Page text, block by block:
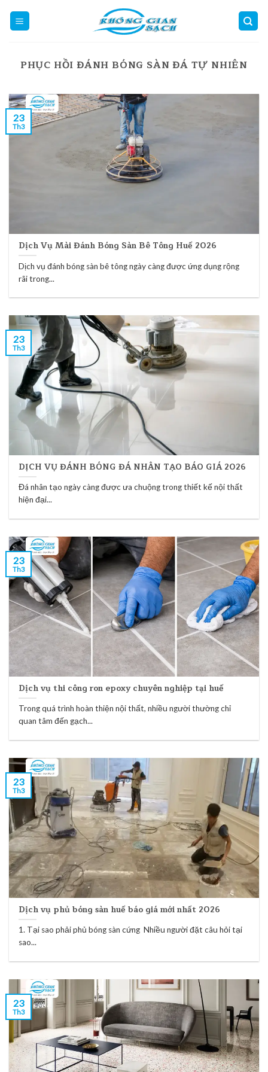
PHỤC HỒI ĐÁNH BÓNG SÀN ĐÁ TỰ NHIÊN
Dịch Vụ Mài Đánh Bóng Sàn Bê Tông Huế 2026
Dịch vụ đánh bóng sàn bê tông ngày càng được ứng dụng rộng
rãi trong...
23
Th3
DỊCH VỤ ĐÁNH BÓNG ĐÁ NHÂN TẠO BÁO GIÁ 2026
Đá nhân tạo ngày càng được ưa chuộng trong thiết kế nội thất
hiện đại...
23
Th3
Dịch vụ thi công ron epoxy chuyên nghiệp tại huế
Trong quá trình hoàn thiện nội thất, nhiều người thường chỉ
quan tâm đến gạch...
23
Th3
Dịch vụ phủ bóng sàn huế báo giá mới nhất 2026
1. Tại sao phải phủ bóng sàn cứng Nhiều người đặt câu hỏi tại
sao...
23
Th3
23
Th3